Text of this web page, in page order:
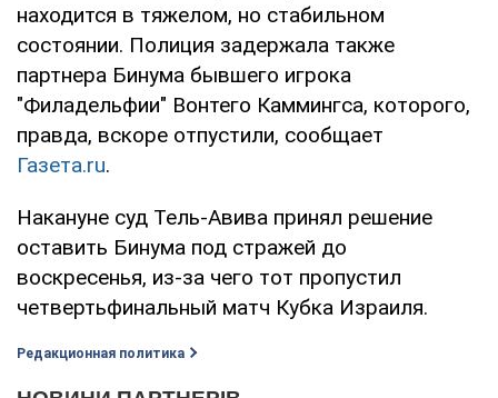
находится в тяжелом, но стабильном
состоянии. Полиция задержала также
партнера Бинума бывшего игрока
"Филадельфии" Вонтего Каммингса, которого,
правда, вскоре отпустили, сообщает
Газета.ru.
Накануне суд Тель-Авива принял решение
оставить Бинума под стражей до
воскресенья, из-за чего тот пропустил
четвертьфинальный матч Кубка Израиля.
Редакционная политика